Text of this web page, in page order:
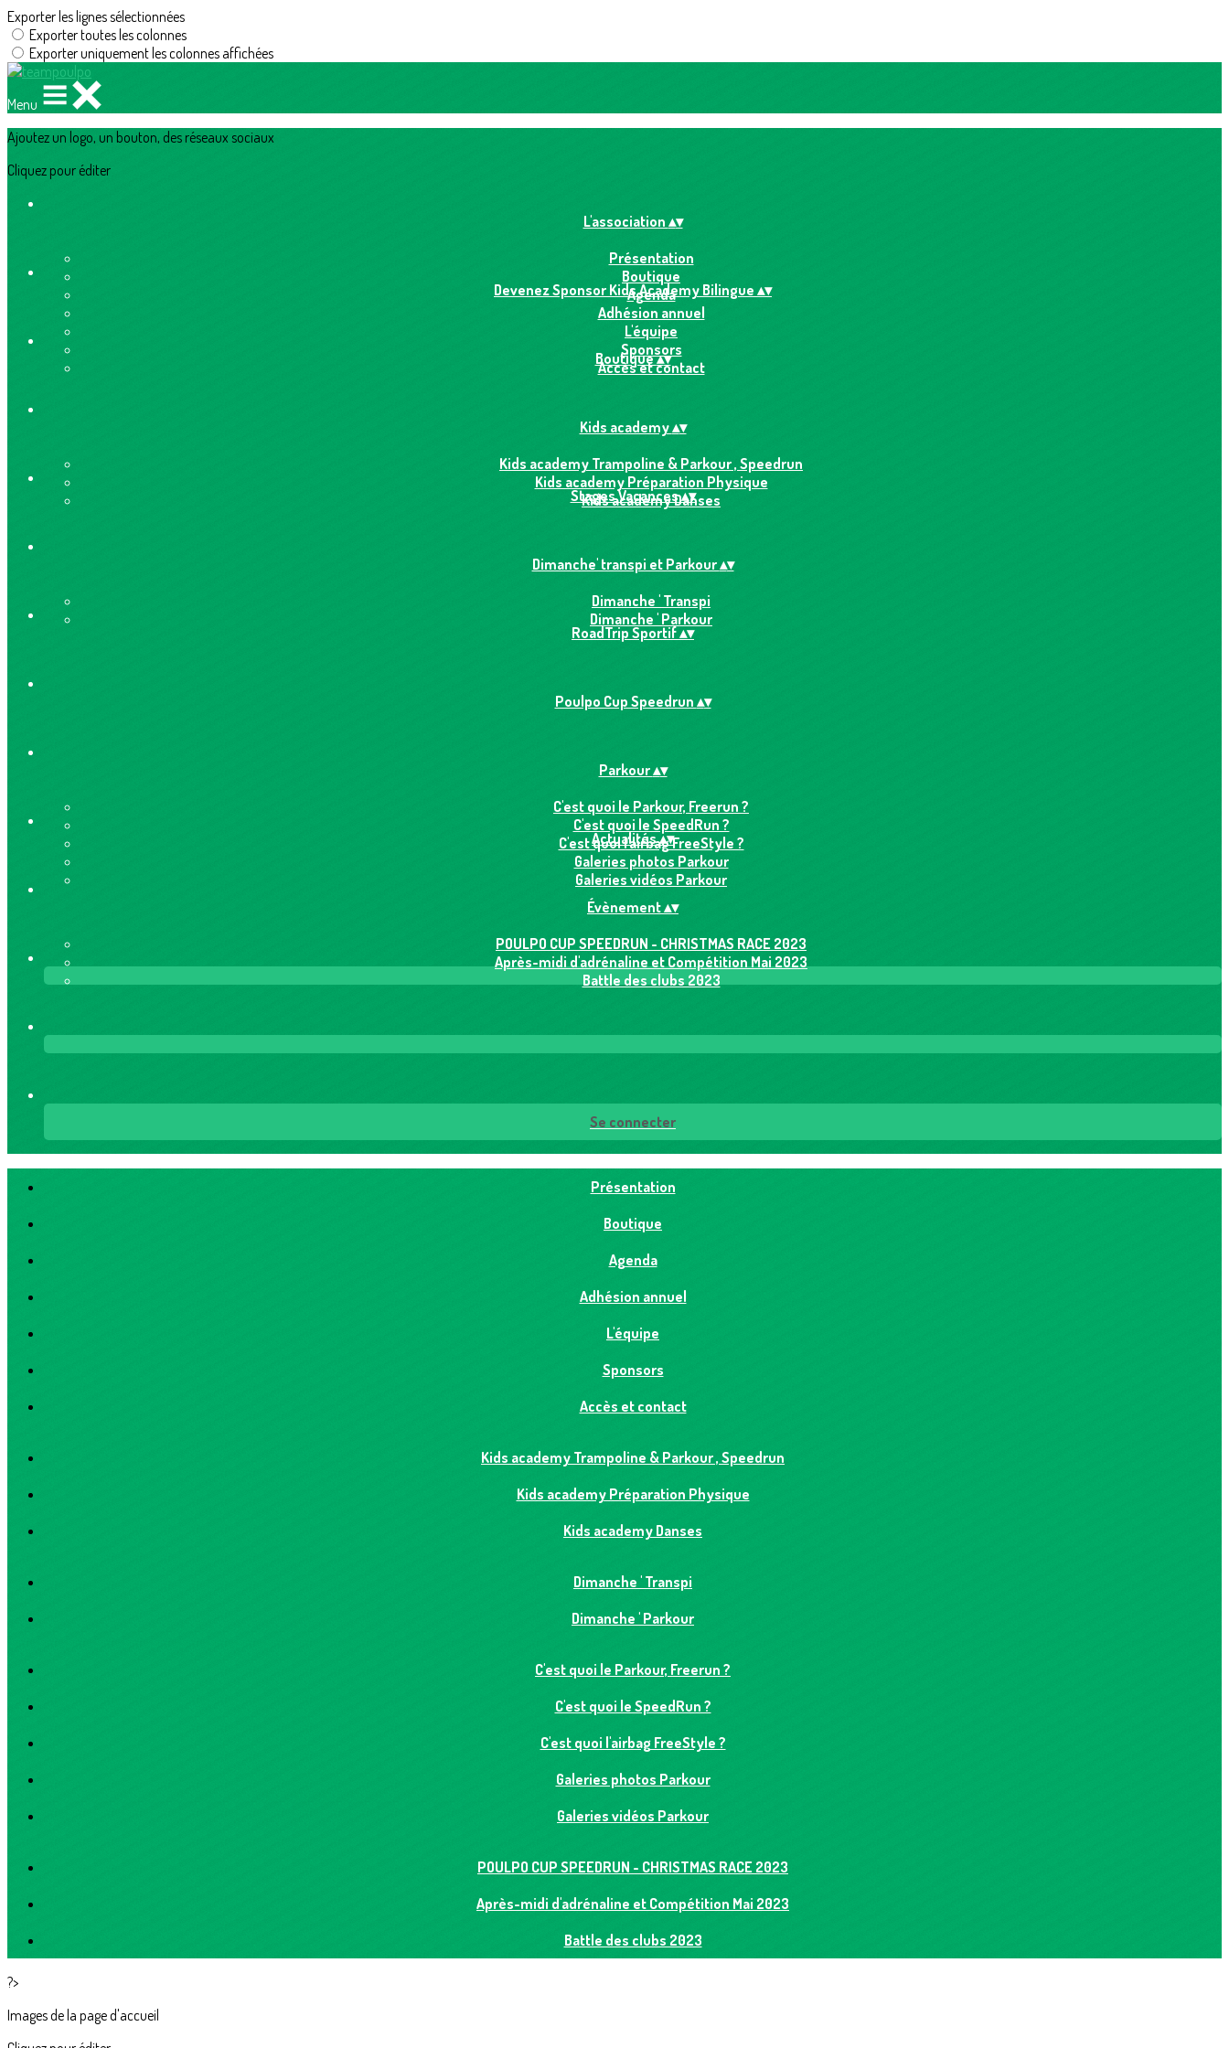
Exporter les lignes sélectionnées
Exporter toutes les colonnes
Exporter uniquement les colonnes affichées
Menu
Ajoutez un logo, un bouton, des réseaux sociaux
Cliquez pour éditer
L'association ▴▾
Présentation
Boutique
Agenda
Adhésion annuel
L'équipe
Sponsors
Accès et contact
Devenez Sponsor Kids Academy Bilingue ▴▾
Boutique▴▾
Kids academy▴▾
Kids academy Trampoline & Parkour , Speedrun
Kids academy Préparation Physique
Kids academy Danses
Stages Vacances▴▾
Dimanche' transpi et Parkour▴▾
Dimanche ' Transpi
Dimanche ' Parkour
RoadTrip Sportif▴▾
Poulpo Cup Speedrun ▴▾
Parkour▴▾
C'est quoi le Parkour, Freerun ?
C'est quoi le SpeedRun ?
C'est quoi l'airbag FreeStyle ?
Galeries photos Parkour
Galeries vidéos Parkour
Actualités▴▾
Évènement▴▾
POULPO CUP SPEEDRUN - CHRISTMAS RACE 2023
Après-midi d'adrénaline et Compétition Mai 2023
Battle des clubs 2023
Se connecter
Présentation
Boutique
Agenda
Adhésion annuel
L'équipe
Sponsors
Accès et contact
Kids academy Trampoline & Parkour , Speedrun
Kids academy Préparation Physique
Kids academy Danses
Dimanche ' Transpi
Dimanche ' Parkour
C'est quoi le Parkour, Freerun ?
C'est quoi le SpeedRun ?
C'est quoi l'airbag FreeStyle ?
Galeries photos Parkour
Galeries vidéos Parkour
POULPO CUP SPEEDRUN - CHRISTMAS RACE 2023
Après-midi d'adrénaline et Compétition Mai 2023
Battle des clubs 2023
?>
Images de la page d'accueil